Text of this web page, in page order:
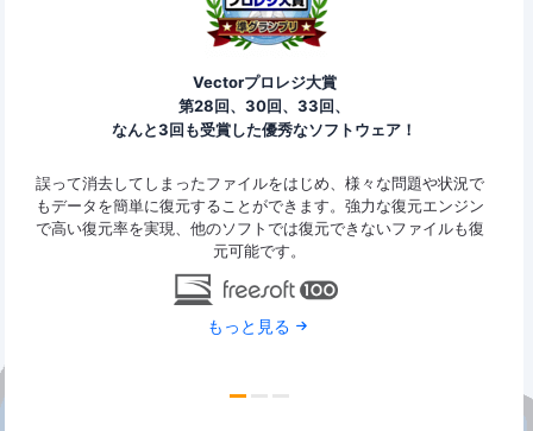
Vectorプロレジ大賞
第28回、30回、33回、
なんと3回も受賞した優秀なソフトウェア！
誤って消去してしまったファイルをはじめ、様々な問題や状況で
もデータを簡単に復元することができます。強力な復元エンジン
で高い復元率を実現、他のソフトでは復元できないファイルも復
元可能です。
もっと見る